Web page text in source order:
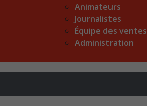
Animateurs
Journalistes
Équipe des ventes
Administration